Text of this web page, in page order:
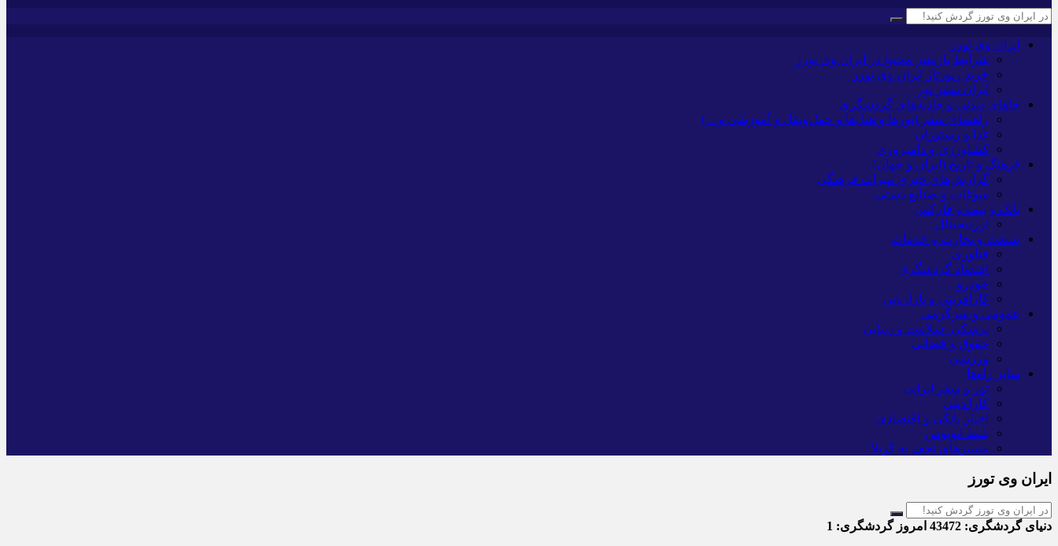
ایران وی تورز
شرایط بازنشر محتوا در ایران وی تورز
خرید رپورتاژ ایران وی تورز
ایران سفر تور
جاهای دیدنی و جاذبه‌های گردشگری
راهنمای سفر (تورها و هتل‌ها و حمل‌و‌نقل و آموزشی و…)
غذا و رستوران
کشاورزی و دامپروری
فرهنگ و تاریخ (ایران و جهان)
گزارش‌های خبری میراث فرهنگی
سوغات و صنایع دستی
بانک و بیمه و فارکس
ارزدیجیتال
صنعت و تجارت و خدمات
فناوری
اقتصاد گردشگری
خودرو
کارآفرینی و بازاریابی
عمومی و سرگرمی
پزشکی، سلامت و زیبایی
حقوق و قضایی
ورزشی
سایر راه‌ها
تور و سفر ایرانی
کارا دیلی
اخبار بانکی و اقتصادی
بلیط اتوبوس
مسیرهای نجف به کربلا
ایران وی تورز
دنیای گردشگری: امروز گردشگری: